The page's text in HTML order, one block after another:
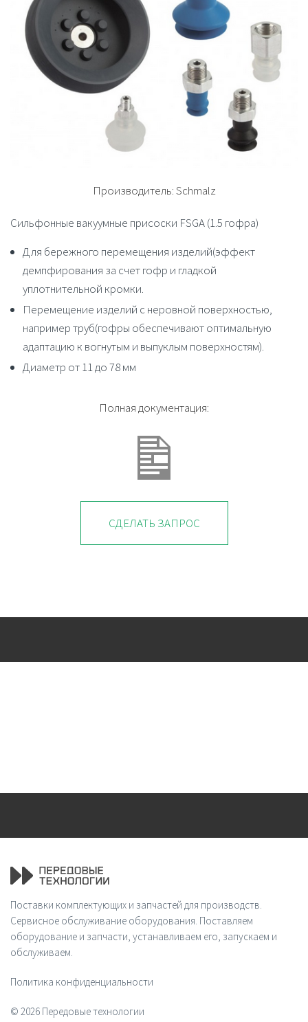
Производитель:Schmalz
Сильфонные вакуумные присоски FSGA (1.5 гофра)
Для бережного перемещения изделий(эффект
демпфирования за счет гофр и гладкой
уплотнительной кромки.
Перемещение изделий с неровной поверхностью,
например труб(гофры обеспечивают оптимальную
адаптацию к вогнутым и выпуклым поверхностям).
Диаметр от 11 до 78 мм
Полная документация:
СДЕЛАТЬ ЗАПРОС
Поставки комплектующих и запчастей для производств.
Сервисное обслуживание оборудования. Поставляем
оборудование и запчасти, устанавливаем его, запускаем и
обслуживаем.
Политика конфиденциальности
© 2026 Передовые технологии